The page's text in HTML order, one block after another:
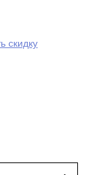
скидку